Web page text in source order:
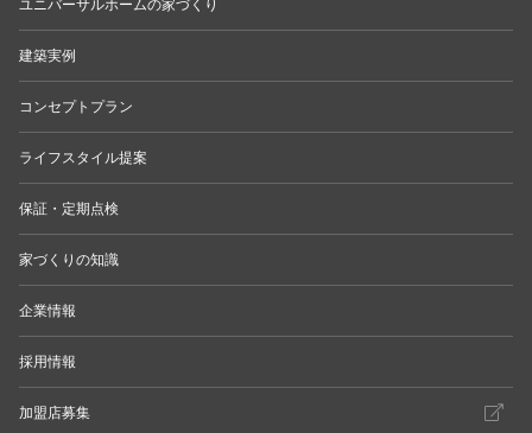
ユニバーサルホームの家づくり
建築実例
コンセプトプラン
ライフスタイル提案
保証・定期点検
家づくりの知識
企業情報
採用情報
加盟店募集